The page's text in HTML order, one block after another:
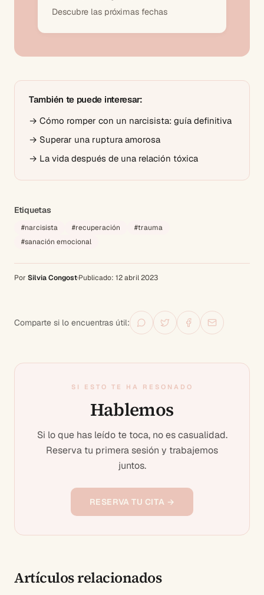
Descubre las próximas fechas
También te puede interesar:
→ Cómo romper con un narcisista: guía definitiva
→ Superar una ruptura amorosa
→ La vida después de una relación tóxica
Etiquetas
#narcisista #recuperación #trauma
#sanación emocional
Por Silvia Congost·Publicado: 12 abril 2023
Comparte si lo encuentras útil:
SI ESTO TE HA RESONADO
Hablemos
Si lo que has leído te toca, no es casualidad.
Reserva tu primera sesión y trabajemos
juntos.
RESERVA TU CITA →
Artículos relacionados